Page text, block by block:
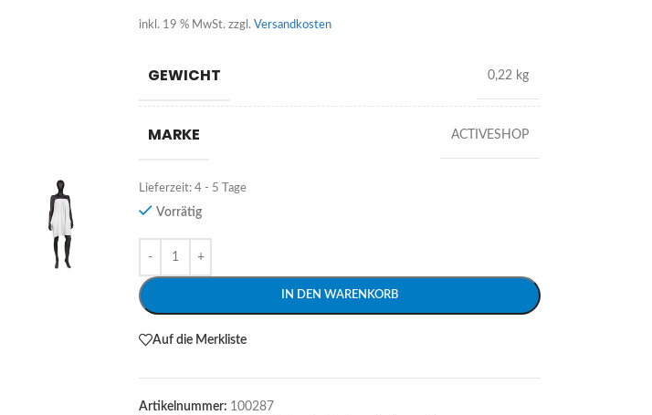
inkl. 19 % MwSt. zzgl. Versandkosten
GEWICHT 0,22 kg
MARKE ACTIVESHOP
Lieferzeit:4 - 5 Tage
Vorrätig
IN DEN WARENKORB
Alternative:
Auf die Merkliste
Artikelnummer: 100287